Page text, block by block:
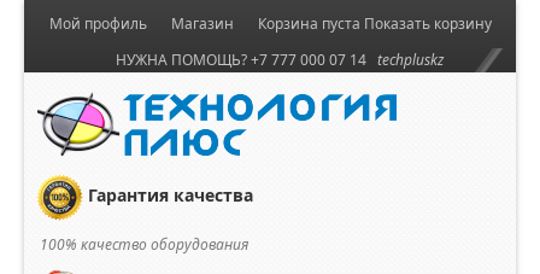
Корзина пуста Показать корзину
Мой профиль
Магазин
НУЖНА ПОМОЩЬ? +7 777 000 07 14 techpluskz
Гарантия качества
100% качество оборудования